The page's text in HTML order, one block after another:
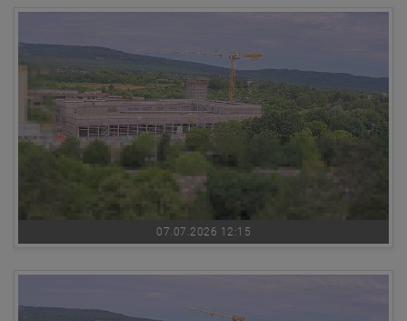
07.07.2026 12:15